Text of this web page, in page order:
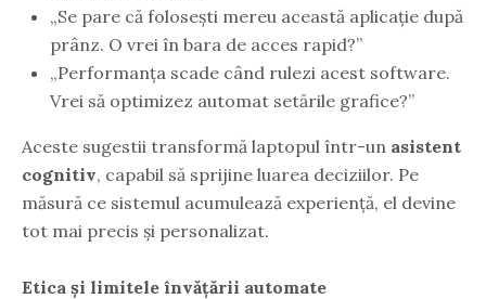
„Se pare că folosești mereu această aplicație după
prânz. O vrei în bara de acces rapid?”
„Performanța scade când rulezi acest software.
Vrei să optimizez automat setările grafice?”
Aceste sugestii transformă laptopul într-un asistent
cognitiv, capabil să sprijine luarea deciziilor. Pe
măsură ce sistemul acumulează experiență, el devine
tot mai precis și personalizat.
Etica și limitele învățării automate